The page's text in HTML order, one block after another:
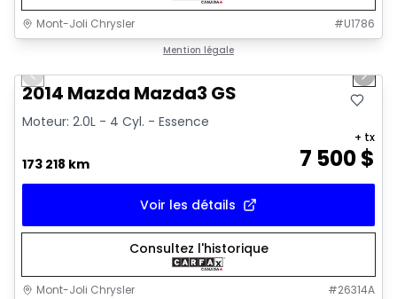
Mont-Joli Chrysler #U1786
Mention légale
Previous slide Next
2014 Mazda Mazda3 GS
Moteur: 2.0L - 4 Cyl. - Essence
173 218 km 7 500$
+ tx
Voir les détails
Consultez l'historique
Mont-Joli Chrysler #26314A